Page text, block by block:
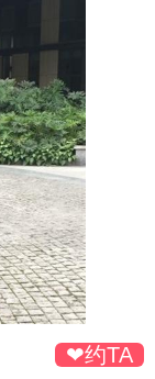
❤约TA